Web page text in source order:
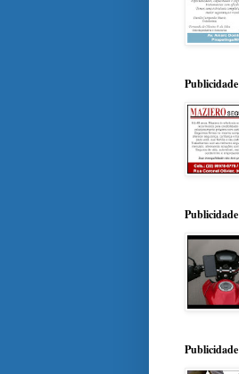
Publicidade
Publicidade
Publicidade